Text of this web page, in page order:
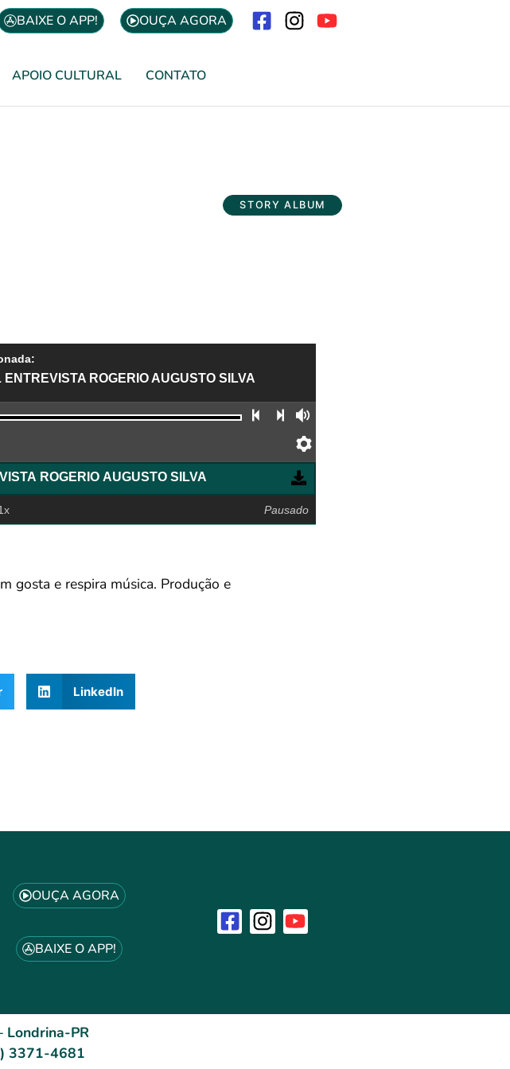
BAIXE O APP! OUÇA AGORA
APOIO CULTURAL CONTATO
STORY ALBUM
ROGERIO AUGUSTO SILVA
Faixa anterior
Próxima faixa
Preferências
E 22 JUNHO 2024 NUMERÓ 1 ENTREVISTA ROGERIO AUGUSTO SILVA
Pausado
gosta e respira música. Produção e
LinkedIn
OUÇA AGORA
BAIXE O APP!
Londrina-PR
3371-4681